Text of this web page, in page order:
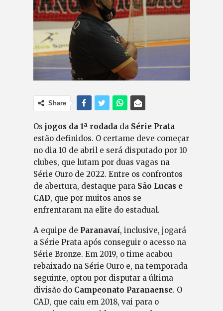
Share
Os jogos da 1ª rodadada Série Prata
estão definidos. O certame deve começar
no dia 10 de abril e será disputado por 10
clubes, que lutam por duas vagas na
Série Ouro de 2022. Entre os confrontos
de abertura, destaque paraSão Lucas e
CAD, que por muitos anos se
enfrentaram na elite do estadual.
A equipe de Paranavaí, inclusive, jogará
a Série Prata após conseguir o acesso na
Série Bronze. Em 2019, o time acabou
rebaixado na Série Ouro e, na temporada
seguinte, optou por disputar a última
divisão do Campeonato Paranaense. O
CAD, que caiu em 2018, vai para o